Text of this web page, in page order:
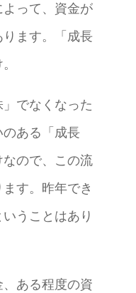
って、資金が
ます。「成長
でなくなった
のある「成長
ので、この流
す。昨年でき
うことはあり
ある程度の資